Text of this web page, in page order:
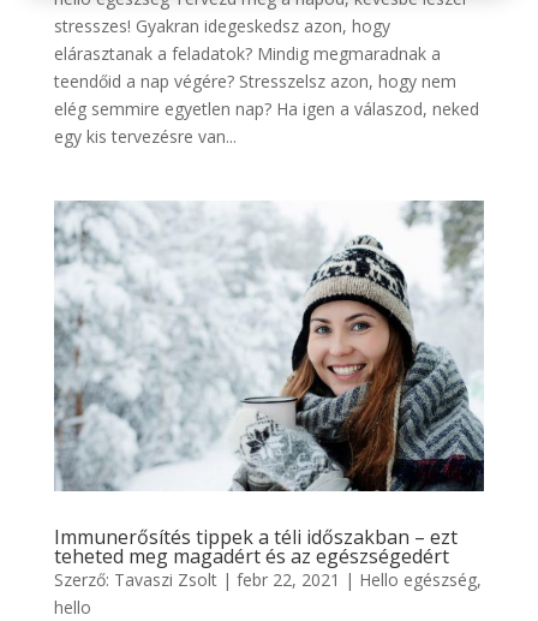
stresszes! Gyakran idegeskedsz azon, hogy
elárasztanak a feladatok? Mindig megmaradnak a
teendőid a nap végére? Stresszelsz azon, hogy nem
elég semmire egyetlen nap? Ha igen a válaszod, neked
egy kis tervezésre van...
Immunerősítés tippek a téli időszakban – ezt
teheted meg magadért és az egészségedért
Szerző: Tavaszi Zsolt| febr 22, 2021 | Hello egészség,
hello